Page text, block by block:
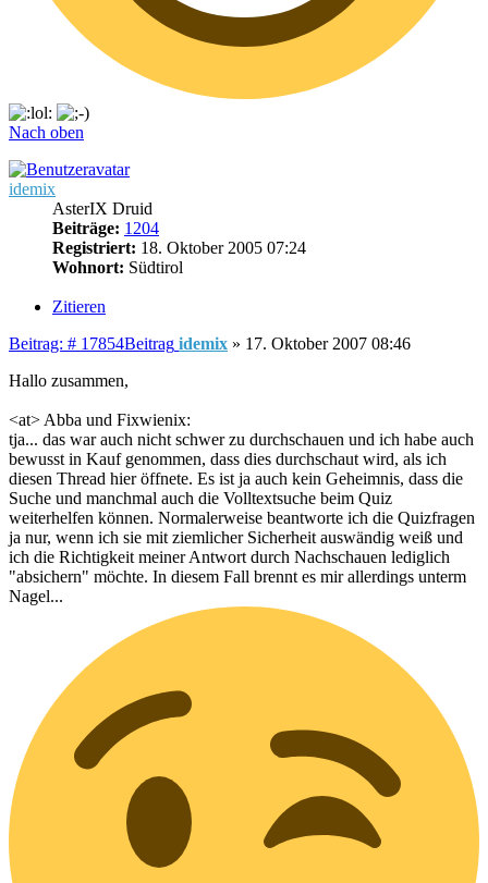
Nach oben
idemix
AsterIX Druid
Beiträge: 1204
Registriert: 18. Oktober 2005 07:24
Wohnort: Südtirol
Zitieren
Beitrag: # 17854Beitrag idemix » 17. Oktober 2007 08:46
Hallo zusammen,
<at> Abba und Fixwienix:
tja... das war auch nicht schwer zu durchschauen und ich habe auch
bewusst in Kauf genommen, dass dies durchschaut wird, als ich
diesen Thread hier öffnete. Es ist ja auch kein Geheimnis, dass die
Suche und manchmal auch die Volltextsuche beim Quiz
weiterhelfen können. Normalerweise beantworte ich die Quizfragen
ja nur, wenn ich sie mit ziemlicher Sicherheit auswändig weiß und
ich die Richtigkeit meiner Antwort durch Nachschauen lediglich
"absichern" möchte. In diesem Fall brennt es mir allerdings unterm
Nagel...